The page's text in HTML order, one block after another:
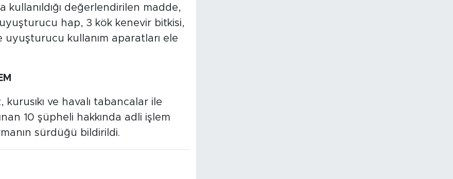
değerlendirilen madde,
hap, 3 kök kenevir bitkisi,
kullanım aparatları ele
ve havalı tabancalar ile
10 şüpheli hakkında adli işlem
sürdüğü bildirildi.